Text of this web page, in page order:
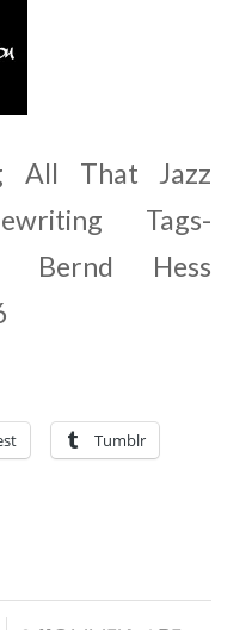
All That Jazz
Tags-
Bernd Hess
Tumblr